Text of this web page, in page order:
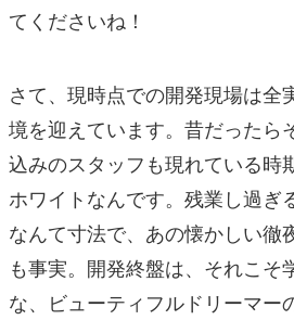
てくださいね！
さて、現時点での開発現場は全
境を迎えています。昔だったら
込みのスタッフも現れている時
ホワイトなんです。残業し過ぎ
なんて寸法で、あの懐かしい徹
も事実。開発終盤は、それこそ
な、ビューティフルドリーマー